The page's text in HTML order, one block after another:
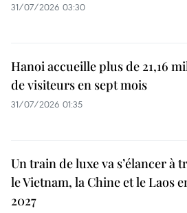
31/07/2026 03:30
Hanoi accueille plus de 21,16
de visiteurs en sept mois ​
31/07/2026 01:35
Un train de luxe va s’élancer à
le Vietnam, la Chine et le Laos
2027